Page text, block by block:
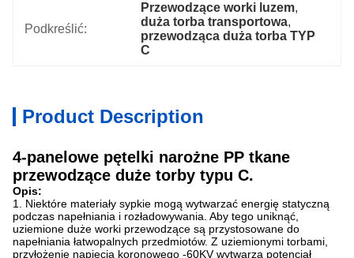
Podkreślić:
Przewodzące worki luzem,
duża torba transportowa,
przewodząca duża torba TYP
C
Product Description
4-panelowe pętelki narożne PP tkane
przewodzące duże torby typu C.
Opis:
1. Niektóre materiały sypkie mogą wytwarzać energię statyczną
podczas napełniania i rozładowywania. Aby tego uniknąć,
uziemione duże worki przewodzące są przystosowane do
napełniania łatwopalnych przedmiotów. Z uziemionymi torbami,
przyłożenie napięcia koronowego -60KV wytwarza potencjał